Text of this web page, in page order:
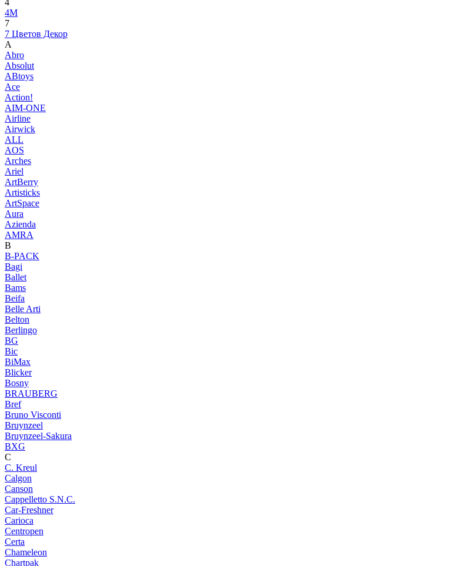
4
4M
7
7 Цветов Декор
A
Abro
Absolut
ABtoys
Ace
Action!
AIM-ONE
Airline
Airwick
ALL
AOS
Arches
Ariel
ArtBerry
Artisticks
ArtSpace
Aura
Azienda
AМRA
B
B-PACK
Bagi
Ballet
Bams
Beifa
Belle Arti
Belton
Berlingo
BG
Bic
BiMax
Blicker
Bosny
BRAUBERG
Bref
Bruno Visconti
Bruynzeel
Bruynzeel-Sakura
BXG
C
C. Kreul
Calgon
Canson
Cappelletto S.N.C.
Car-Freshner
Carioca
Centropen
Certa
Chameleon
Chartpak